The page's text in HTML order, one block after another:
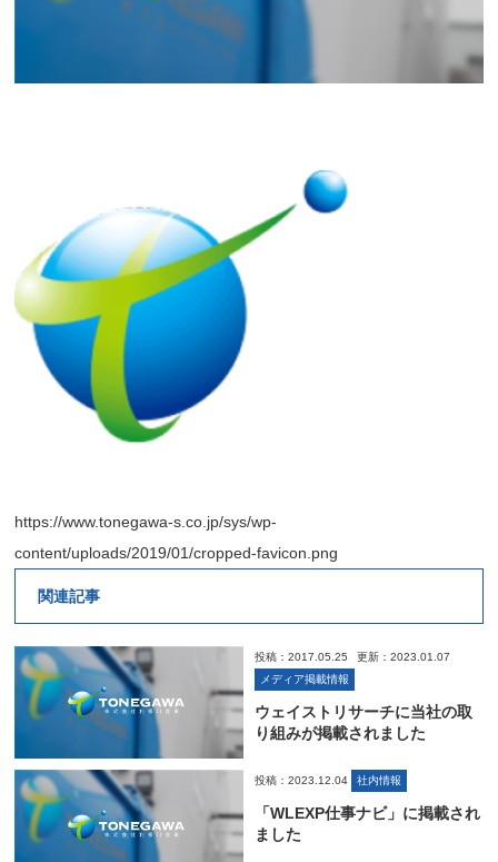
https://www.tonegawa-s.co.jp/sys/wp-
content/uploads/2019/01/cropped-favicon.png
関連記事
投稿：2017.05.25
更新：2023.01.07
メディア掲載情報
ウェイストリサーチに当社の取
り組みが掲載されました
投稿：2023.12.04 社内情報
「WLEXP仕事ナビ」に掲載され
ました